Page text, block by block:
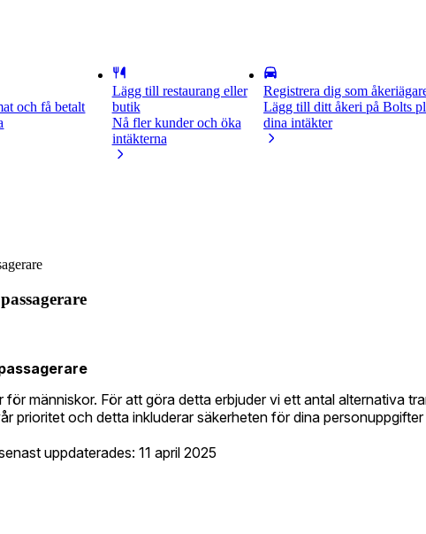
och få betalt
Lägg till restaurang eller
butik
Nå fler kunder och öka
intäkterna
Registrera dig som
Lägg till ditt åkeri på Bolts
dina intäkter
människor. För att göra detta erbjuder vi ett antal alternativa
prioritet och detta inkluderar säkerheten för dina
uppdaterades: 11 april 2025